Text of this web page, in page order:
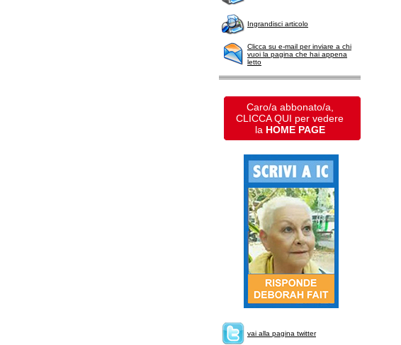
Ingrandisci articolo
Clicca su e-mail per inviare a chi
vuoi la pagina che hai appena
letto
Caro/a abbonato/a,
CLICCA QUI per vedere
la HOME PAGE
vai alla pagina twitter